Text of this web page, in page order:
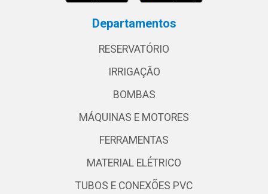
Departamentos
RESERVATÓRIO
IRRIGAÇÃO
BOMBAS
MÁQUINAS E MOTORES
FERRAMENTAS
MATERIAL ELÉTRICO
TUBOS E CONEXÕES PVC